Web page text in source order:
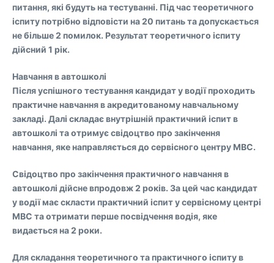
питання, які будуть на тестуванні. Під час теоретичного
іспиту потрібно відповісти на 20 питань та допускається
не більше 2 помилок. Результат теоретичного іспиту
дійсний 1 рік.
Навчання в автошколі
Після успішного тестування кандидат у водії проходить
практичне навчання в акредитованому навчальному
закладі. Далі складає внутрішній практичний іспит в
автошколі та отримує свідоцтво про закінчення
навчання, яке направляється до сервісного центру МВС.
Свідоцтво про закінчення практичного навчання в
автошколі дійсне впродовж 2 років. За цей час кандидат
у водії має скласти практичний іспит у сервісному центрі
МВС та отримати перше посвідчення водія, яке
видається на 2 роки.
Для складання теоретичного та практичного іспиту в